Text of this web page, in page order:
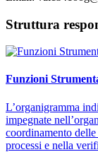
Struttura
Funzioni
L’organigramma
impegnate
coordinamento
processi e nella